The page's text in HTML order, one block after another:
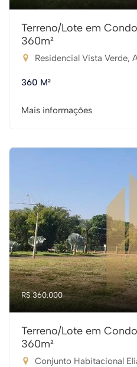
Terreno/Lote em
360m²
Residencial Vista Verde,
360 M²
Mais informações
R$ 360.000
Terreno/Lote em
360m²
Conjunto Habitacional